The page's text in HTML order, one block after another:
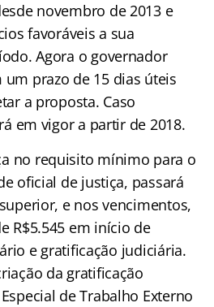
novembro de 2013 e
favoráveis a sua
Agora o governador
prazo de 15 dias úteis
a proposta. Caso
em vigor a partir de 2018.
no requisito mínimo para o
oficial de justiça, passará
e nos vencimentos,
R$5.545 em início de
e gratificação judiciária.
da gratificação
de Trabalho Externo